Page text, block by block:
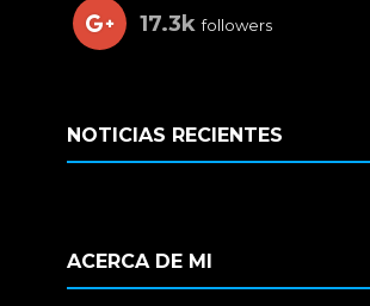
17.3k followers
NOTICIAS RECIENTES
ACERCA DE MI